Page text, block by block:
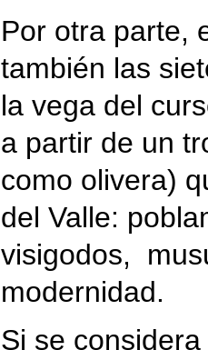
Por otra parte,
también las
la vega del
a partir de un
como olivera)
del Valle:
visigodos,
modernidad.
Si se